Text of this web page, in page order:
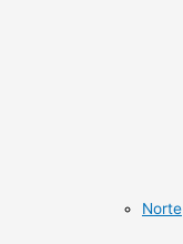
Norte